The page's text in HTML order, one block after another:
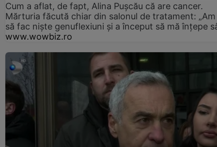
Cum a aflat, de fapt, Alina Pușcău că are cancer.
Mărturia făcută chiar din salonul de tratament:
să fac niște genuflexiuni și a început să mă înțepe
www.wowbiz.ro